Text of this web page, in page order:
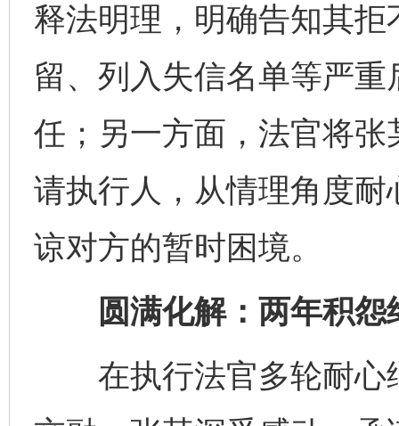
释法明理，明确告知其
留、列入失信名单等严
任；另一方面，法官将
请执行人，从情理角度
谅对方的暂时困境。
圆满化解：两年积怨
在执行法官多轮耐心